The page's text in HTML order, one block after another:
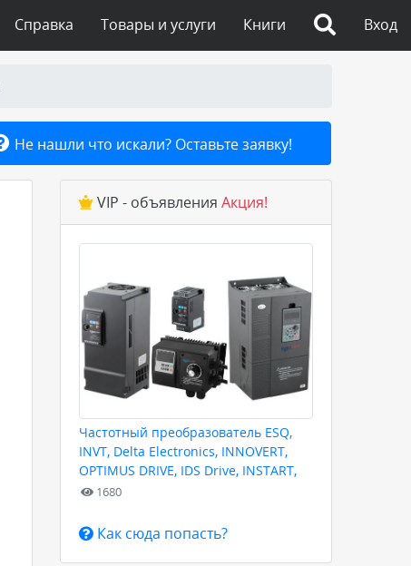
Вход
Книги
Товары и услуги
Справка
Не нашли что искали? Оставьте заявку!
VIP - объявления Акция!
Частотный преобразователь ESQ,
INVT, Delta Electronics, INNOVERT,
OPTIMUS DRIVE, IDS Drive, INSTART,
HYUNDAI для любых задач
1680
Как сюда попасть?